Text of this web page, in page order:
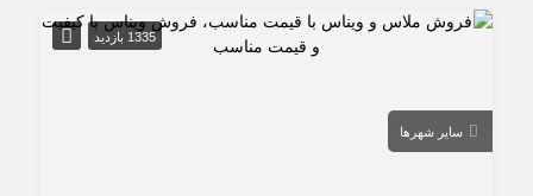
1335 بازدید
سایر شهرها